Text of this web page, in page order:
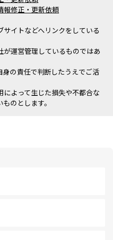
報修正・更新依頼
サイトなどへリンクをしている
が運営管理しているものではあ
身の責任で判断したうえでご活
よって生じた損失や不都合な
のとします。